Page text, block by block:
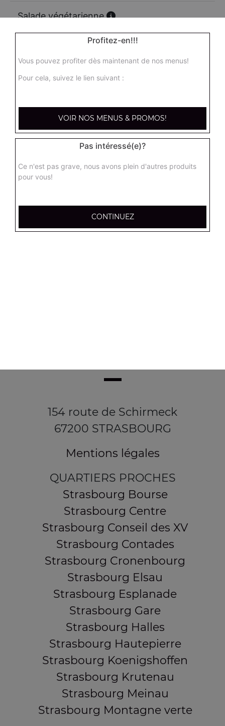
Salade végétarienne
8.90 €
8.90€
154 route de Schirmeck
67200 STRASBOURG
Mentions légales
QUARTIERS PROCHES
Strasbourg Bourse
Strasbourg Centre
Strasbourg Conseil des XV
Strasbourg Contades
Strasbourg Cronenbourg
Strasbourg Elsau
Strasbourg Esplanade
Strasbourg Gare
Strasbourg Halles
Strasbourg Hautepierre
Strasbourg Koenigshoffen
Strasbourg Krutenau
Strasbourg Meinau
Strasbourg Montagne verte
Profitez-en!!!
Vous pouvez profiter dès maintenant de nos menus!
Pour cela, suivez le lien suivant :
VOIR NOS MENUS & PROMOS!
Pas intéressé(e)?
Ce n'est pas grave, nous avons plein d'autres produits
pour vous!
CONTINUEZ